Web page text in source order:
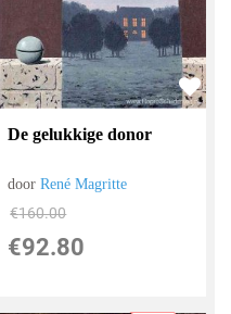
De gelukkige donor
doorRené Magritte
€160.00
€92.80